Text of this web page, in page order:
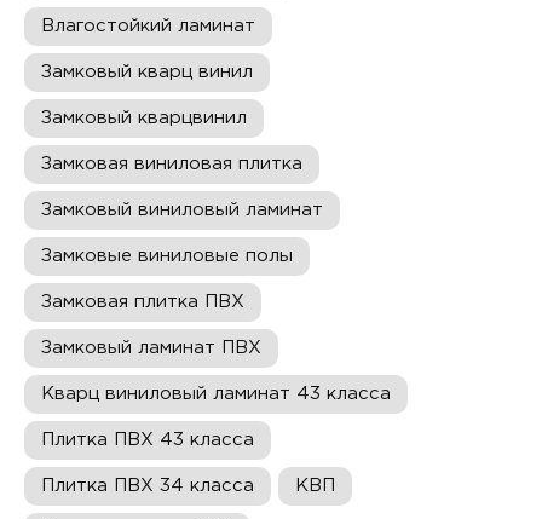
Влагостойкий ламинат
Замковый кварц винил
Замковый кварцвинил
Замковая виниловая плитка
Замковый виниловый ламинат
Замковые виниловые полы
Замковая плитка ПВХ
Замковый ламинат ПВХ
Кварц виниловый ламинат 43 класса
Плитка ПВХ 43 класса
Плитка ПВХ 34 класса КВП